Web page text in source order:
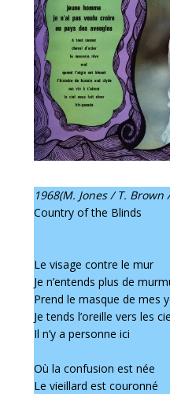
1968(M. Jones / T. Brown
Country of the Blinds
Le visage contre le mur
Je n’entends plus de
Prend le masque de mes
Je tends l’oreille vers les
Il n’y a personne ici
Où la confusion est née
Le vieillard est couronné